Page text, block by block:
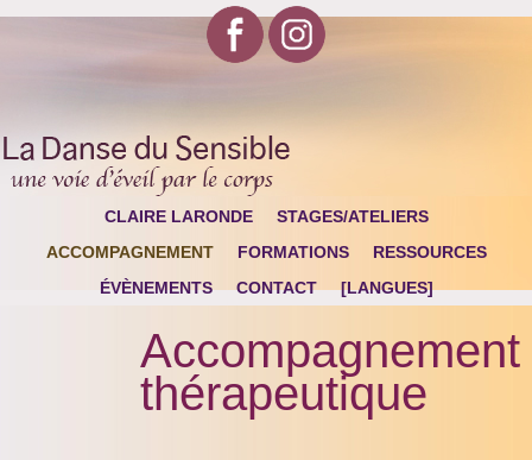
CLAIRE LARONDE
STAGES/ATELIERS
ACCOMPAGNEMENT
FORMATIONS
RESSOURCES
ÉVÈNEMENTS
CONTACT [LANGUES]
Accompagnement
thérapeutique